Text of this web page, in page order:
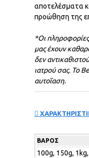
αποτελέσματα
προώθηση της
*Οι
μας έχουν
δεν
ιατρού σας. Το
αυτοΐαση.
ΒΆΡΟΣ
100g, 150g,